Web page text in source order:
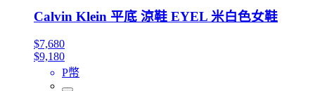
Calvin Klein 平底 涼鞋 EYEL 米白色女鞋
$7,680
$9,180
P幣